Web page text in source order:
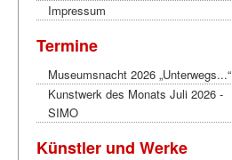
Impressum
Termine
Museumsnacht 2026 „Unterwegs...“
Kunstwerk des Monats Juli 2026 -
SIMO
Künstler und Werke